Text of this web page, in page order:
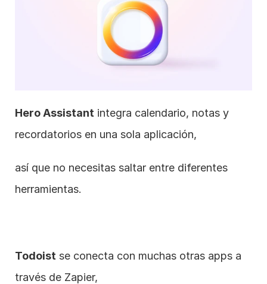
Hero Assistant integra calendario, notas y
recordatorios en una sola aplicación,
así que no necesitas saltar entre diferentes
herramientas.
Todoist se conecta con muchas otras apps a
través de Zapier,